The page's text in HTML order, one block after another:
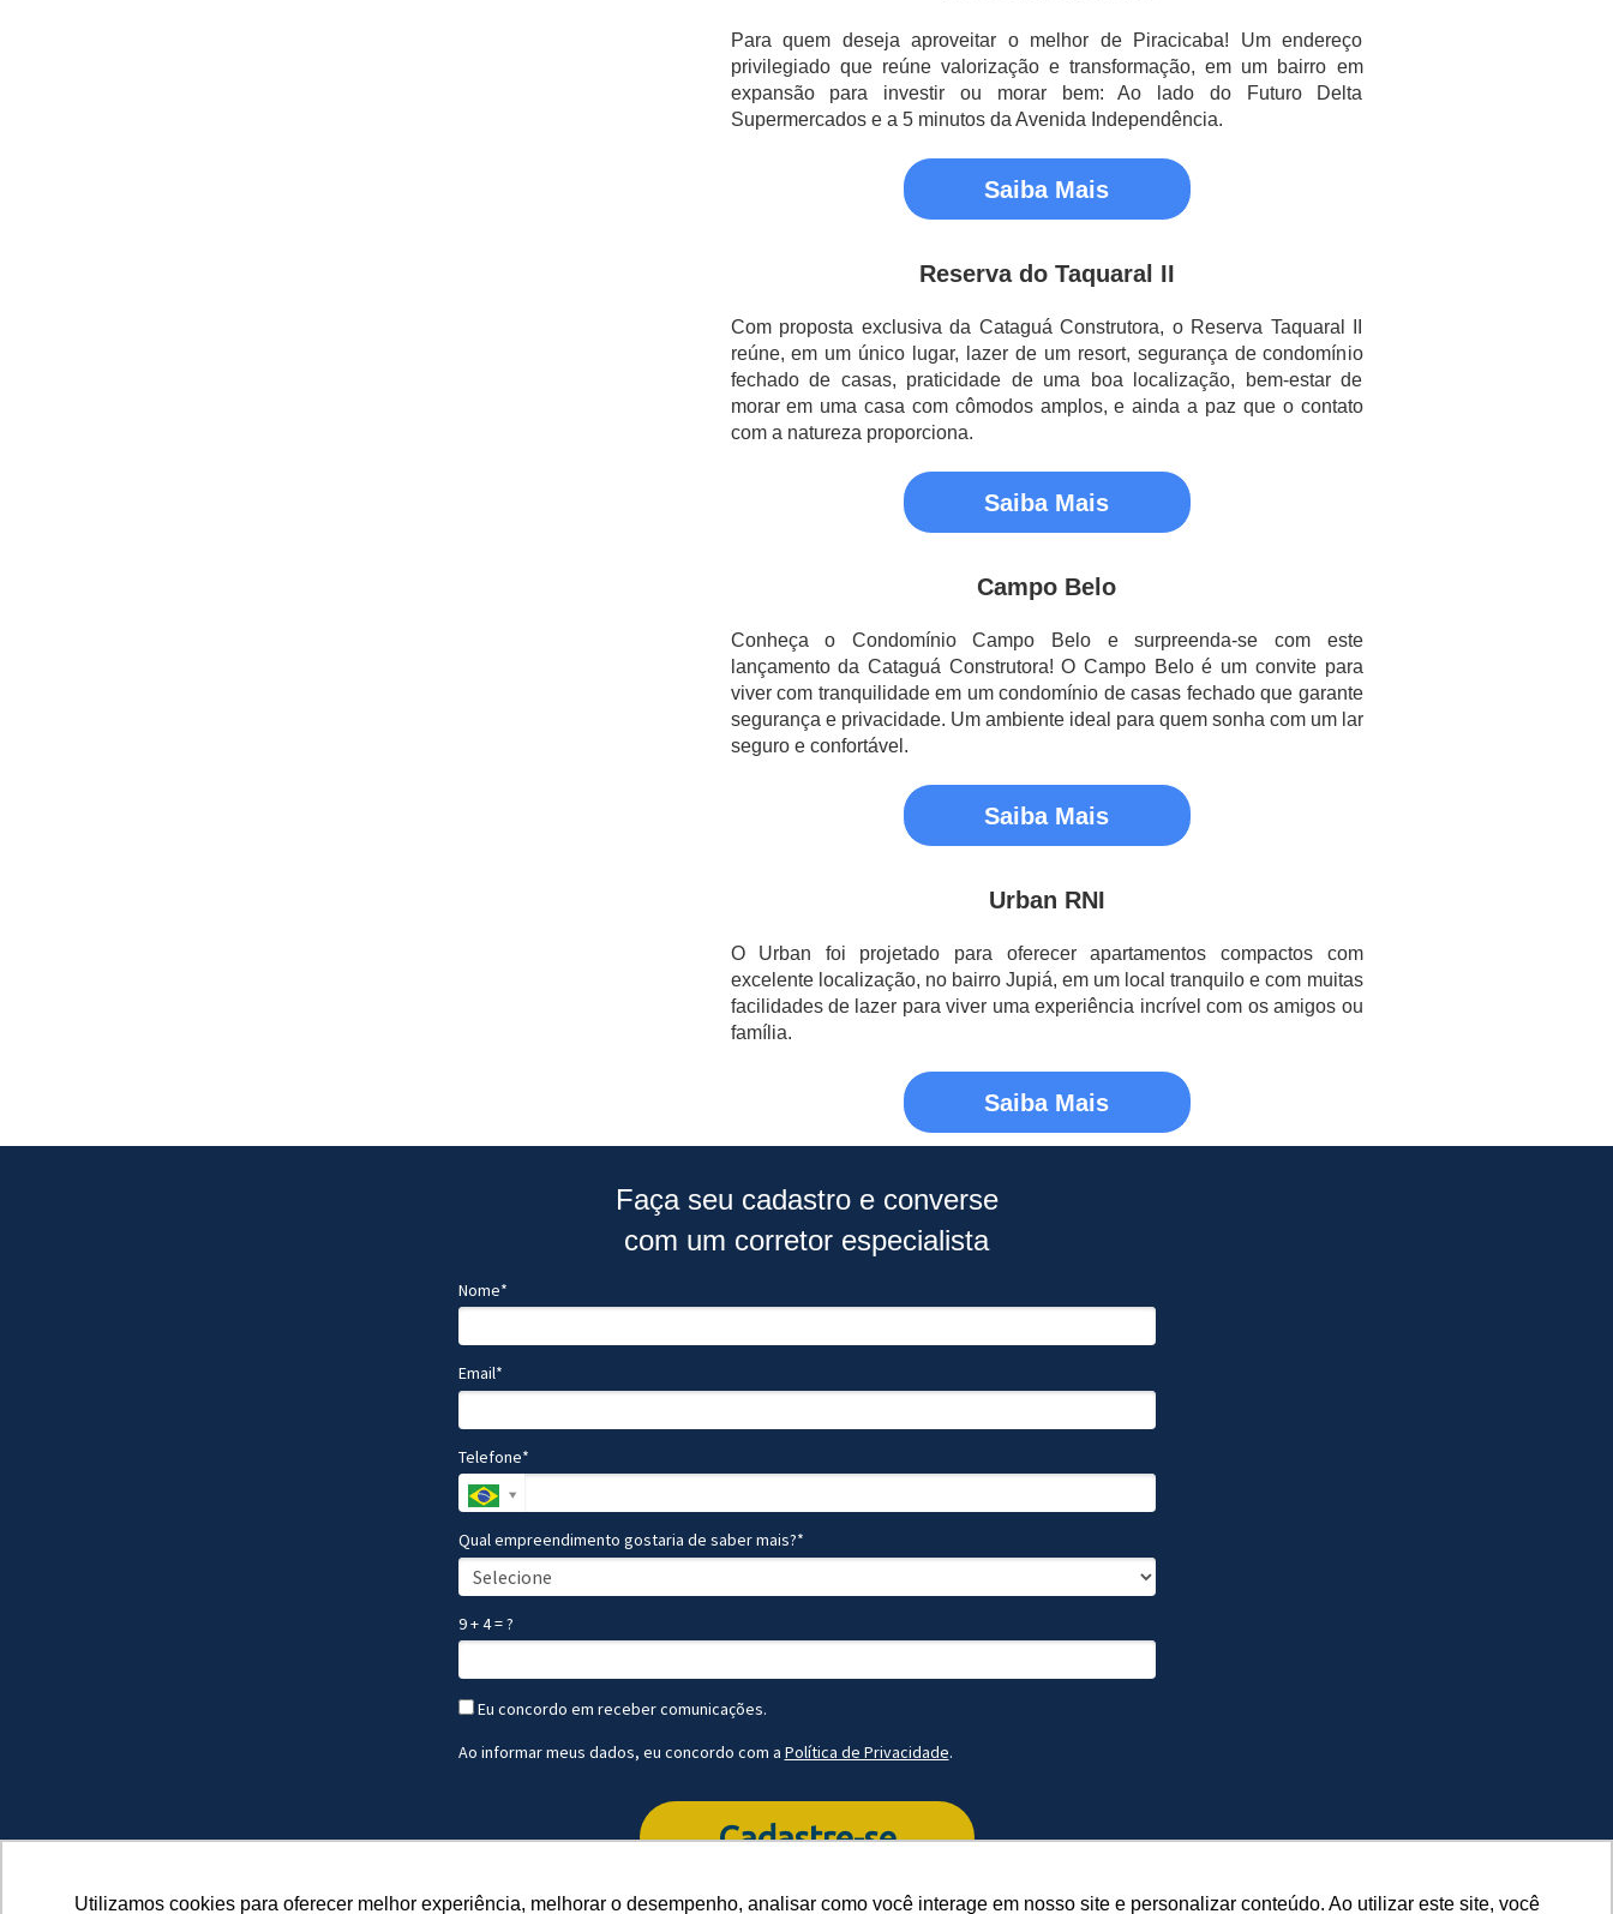
Utilizamos cookies para oferecer melhor experiência, melhorar o desempenho, analisar como você interage em nosso site e personalizar conteúdo. Ao utilizar este site, você
Utilizamos cookies para oferecer melhor experiência, melhorar o desempenho, analisar como você interage em nosso site e personalizar conteúdo. Ao utilizar este site, você
Para quem deseja aproveitar o melhor de Piracicaba! Um endereço
privilegiado que reúne valorização e transformação, em um bairro em
expansão para investir ou morar bem: Ao lado do Futuro Delta
Supermercados e a 5 minutos da Avenida Independência.
Saiba Mais
Reserva do Taquaral II
Com proposta exclusiva da Cataguá Construtora, o Reserva Taquaral II
reúne, em um único lugar, lazer de um resort, segurança de condomínio
fechado de casas, praticidade de uma boa localização, bem-estar de
morar em uma casa com cômodos amplos, e ainda a paz que o contato
com a natureza proporciona.
Saiba Mais
Campo Belo
Conheça o Condomínio Campo Belo e surpreenda-se com este
lançamento da Cataguá Construtora! O Campo Belo é um convite para
viver com tranquilidade em um condomínio de casas fechado que garante
segurança e privacidade. Um ambiente ideal para quem sonha com um lar
seguro e confortável.
Saiba Mais
Urban RNI
O Urban foi projetado para oferecer apartamentos compactos com
excelente localização, no bairro Jupiá, em um local tranquilo e com muitas
facilidades de lazer para viver uma experiência incrível com os amigos ou
família.
Saiba Mais
Faça seu cadastro e converse
com um corretor especialista
Nome*
Email*
Telefone*
Qual empreendimento gostaria de saber mais?*
9 + 4 = ?
Eu concordo em receber comunicações.
Ao informar meus dados, eu concordo com a Política de Privacidade.
Cadastre-se